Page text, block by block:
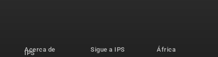
Acerca de
IPS
Sigue a IPS
África